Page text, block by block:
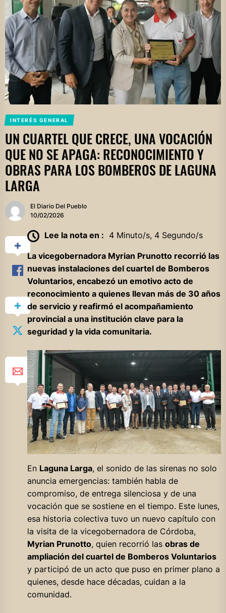
INTERÉS GENERAL
UN CUARTEL QUE CRECE, UNA VOCACIÓN
QUE NO SE APAGA: RECONOCIMIENTO Y
OBRAS PARA LOS BOMBEROS DE LAGUNA
LARGA
El Diario Del Pueblo
10/02/2026
Lee la nota en : 4 Minuto/s, 4 Segundo/s
La vicegobernadora Myrian Prunotto recorrió las
nuevas instalaciones del cuartel de Bomberos
Voluntarios, encabezó un emotivo acto de
reconocimiento a quienes llevan más de 30 años
de servicio y reafirmó el acompañamiento
provincial a una institución clave para la
seguridad y la vida comunitaria.
En Laguna Larga, el sonido de las sirenas no solo
anuncia emergencias: también habla de
compromiso, de entrega silenciosa y de una
vocación que se sostiene en el tiempo. Este lunes,
esa historia colectiva tuvo un nuevo capítulo con
la visita de la vicegobernadora de Córdoba,
Myrian Prunotto, quien recorrió las obras de
ampliación del cuartel de Bomberos Voluntarios
y participó de un acto que puso en primer plano a
quienes, desde hace décadas, cuidan a la
comunidad.